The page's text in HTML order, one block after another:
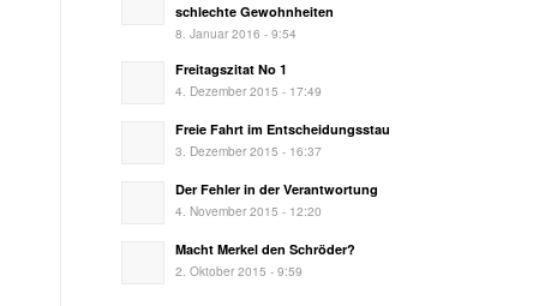
schlechte Gewohnheiten
8. Januar 2016 - 9:54
Freitagszitat No 1
4. Dezember 2015 - 17:49
Freie Fahrt im Entscheidungsstau
3. Dezember 2015 - 16:37
Der Fehler in der Verantwortung
4. November 2015 - 12:20
Macht Merkel den Schröder?
2. Oktober 2015 - 9:59